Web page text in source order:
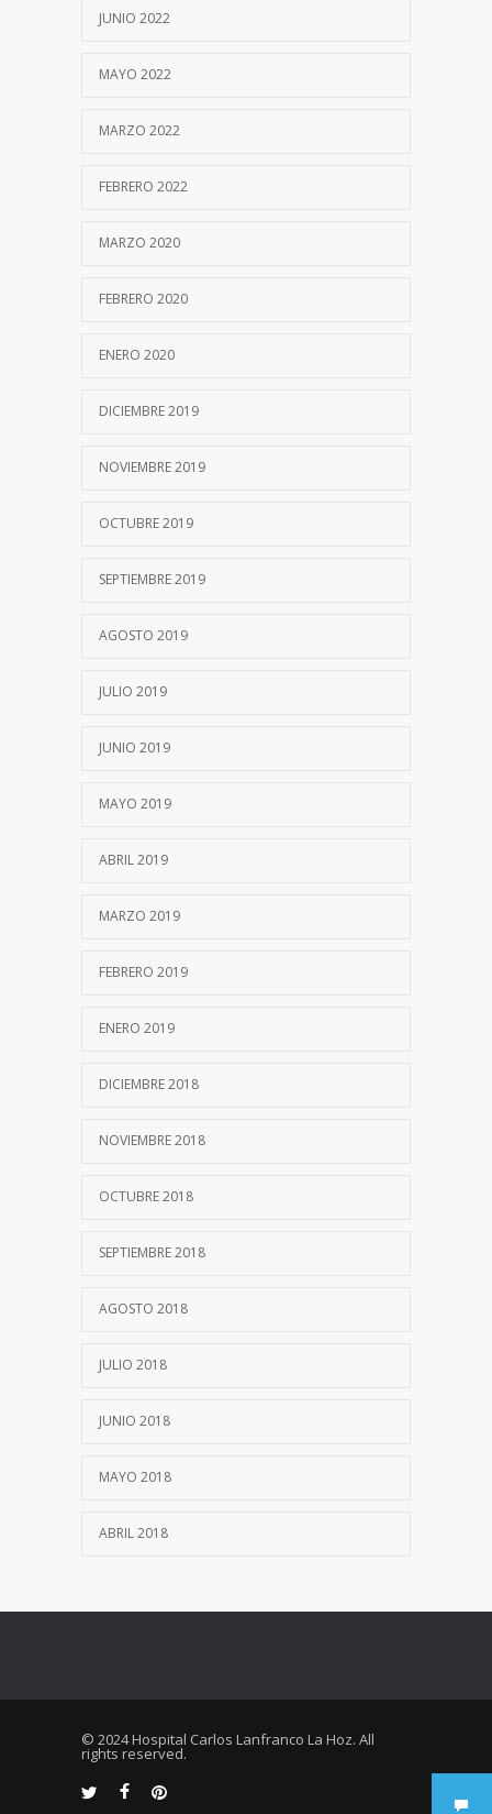
JUNIO 2022
MAYO 2022
MARZO 2022
FEBRERO 2022
MARZO 2020
FEBRERO 2020
ENERO 2020
DICIEMBRE 2019
NOVIEMBRE 2019
OCTUBRE 2019
SEPTIEMBRE 2019
AGOSTO 2019
JULIO 2019
JUNIO 2019
MAYO 2019
ABRIL 2019
MARZO 2019
FEBRERO 2019
ENERO 2019
DICIEMBRE 2018
NOVIEMBRE 2018
OCTUBRE 2018
SEPTIEMBRE 2018
AGOSTO 2018
JULIO 2018
JUNIO 2018
MAYO 2018
ABRIL 2018
© 2024 Hospital Carlos Lanfranco La Hoz. All
rights reserved.